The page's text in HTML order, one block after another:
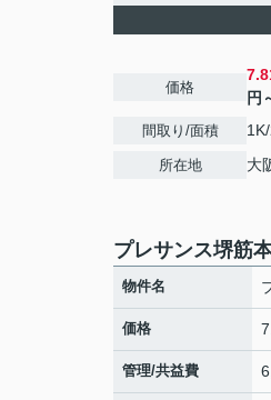
価格
円
間取り/面積
所在地 大
プレサンス堺筋
物件名
価格
管理/共益費